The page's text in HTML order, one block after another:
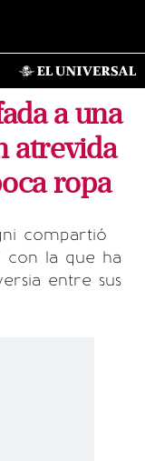
a una
atrevida
ropa
compartió
con la que ha
entre sus